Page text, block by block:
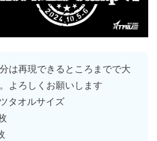
は再現できるところまでで大
よろしくお願いします
タオルサイズ